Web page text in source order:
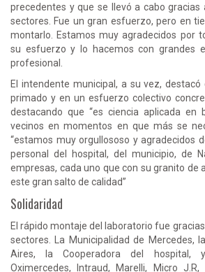
precedentes y que se llevó a cabo
sectores. Fue un gran esfuerzo, pero en
montarlo. Estamos muy agradecidos por
su esfuerzo y lo hacemos con grandes
profesional.
El intendente municipal, a su vez, destacó
primado y en un esfuerzo colectivo
destacando que “es ciencia aplicada en
vecinos en momentos en que más se
“estamos muy orgullososo y agradecidos
personal del hospital, del municipio, de
empresas, cada uno que con su granito de
este gran salto de calidad”
Solidaridad
El rápido montaje del laboratorio fue
sectores. La Municipalidad de Mercedes,
Aires, la Cooperadora del hospital,
Oximercedes, Intraud, Marelli, Micro J.R,